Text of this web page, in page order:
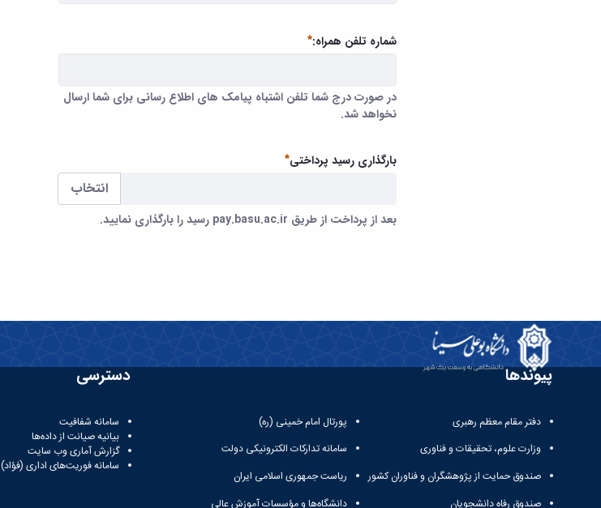
شماره تلفن همراه:
در صورت درج شما تلفن اشتباه پیامک های اطلاع رسانی برای شما ارسال
نخواهد شد.
بارگذاری رسید پرداختی
انتخاب
بعد از پرداخت از طریق pay.basu.ac.ir رسید را بارگذاری نمایید.
پیوندها
دفتر مقام معظم رهبری
وزارت علوم، تحقیقات و فناوری
صندوق حمایت از پژوهشگران و فناوران کشور
صندوق رفاه دانشجویان
پورتال امام خمینی (ره)
سامانه تدارکات الکترونیکی دولت
ریاست جمهوری اسلامی ایران
دانشگاه‌ها و مؤسسات آموزش عالی
دسترسی
سامانه شفافیت
بیانیه صیانت از داده‌ها
گزارش آماری وب‌ سایت
سامانه فوریت‌های اداری (فؤاد)